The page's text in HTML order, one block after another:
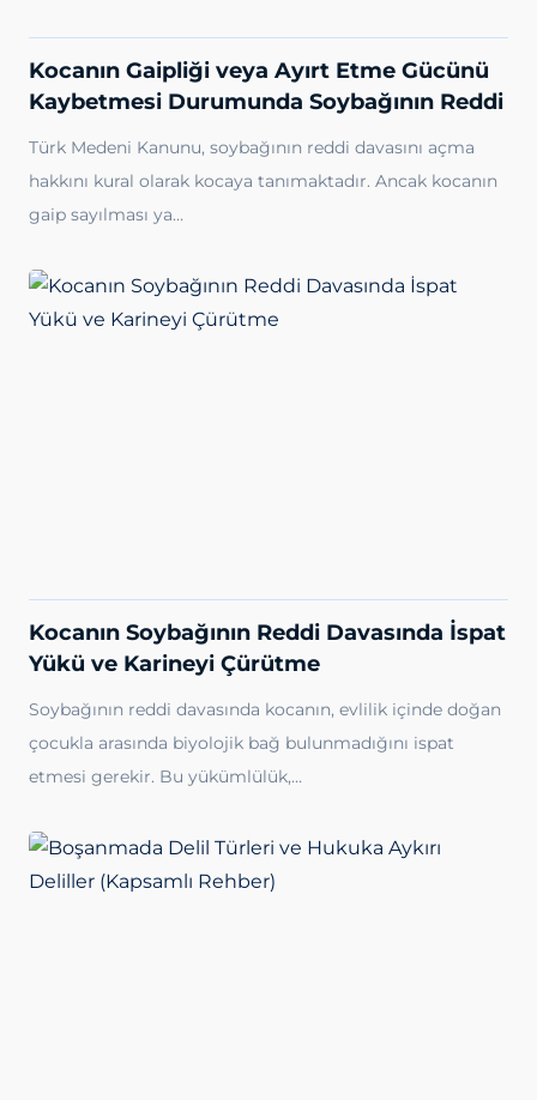
Kocanın Gaipliği veya Ayırt Etme Gücünü
Kaybetmesi Durumunda Soybağının Reddi
Türk Medeni Kanunu, soybağının reddi davasını açma
hakkını kural olarak kocaya tanımaktadır. Ancak kocanın
gaip sayılması ya…
Kocanın Soybağının Reddi Davasında İspat
Yükü ve Karineyi Çürütme
Soybağının reddi davasında kocanın, evlilik içinde doğan
çocukla arasında biyolojik bağ bulunmadığını ispat
etmesi gerekir. Bu yükümlülük,…